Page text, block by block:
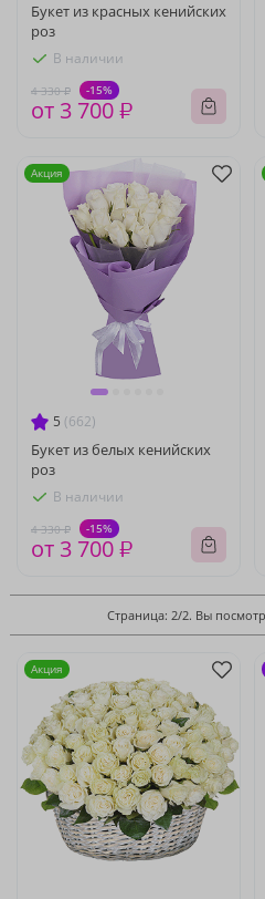
Букет из красных кенийских
роз
В наличии
4 330 ₽ -15%
от 3 700 ₽
5 (662)
Букет из белых кенийских
роз
В наличии
4 330 ₽ -15%
от 3 700 ₽
Акция
Страница: 2/2. Вы
Акция